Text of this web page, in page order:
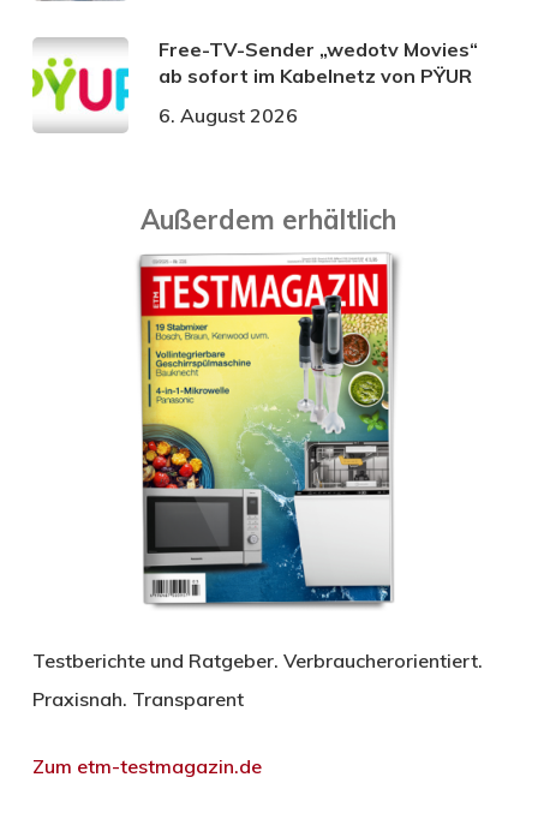
Free-TV-Sender „wedotv Movies“
ab sofort im Kabelnetz von PŸUR
6. August 2026
Außerdem erhältlich
Testberichte und Ratgeber. Verbraucherorientiert.
Praxisnah. Transparent
Zum etm-testmagazin.de